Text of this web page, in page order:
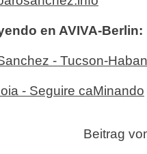
en AVIVA-Berlin:
- Tucson-
- Seguire caMinando
Beitrag